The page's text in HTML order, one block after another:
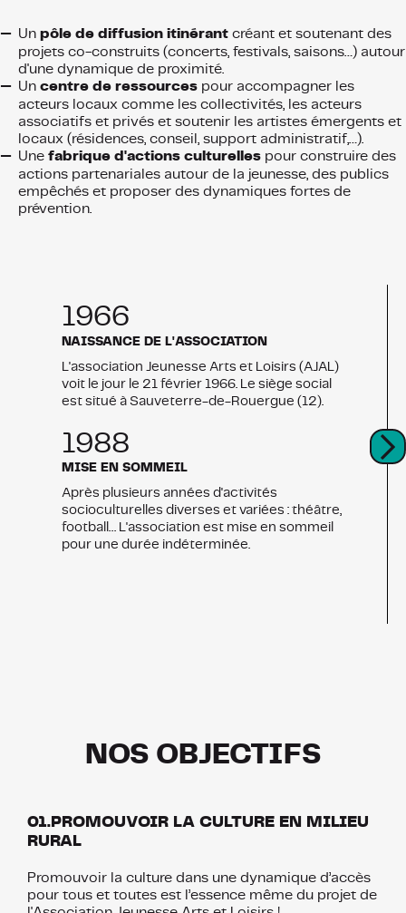
Unpôle de diffusion itinérantcréant et soutenant des
projets co-construits (concerts, festivals, saisons…) autour
d'une dynamique de proximité.
Uncentre de ressources pour accompagner les
acteurs locaux comme les collectivités, les acteurs
associatifs et privés et soutenir les artistes émergents et
locaux (résidences, conseil, support administratif,…).
Unefabrique d'actions culturelles pour construire des
actions partenariales autour de la jeunesse, des publics
empêchés et proposer des dynamiques fortes de
prévention.
1966
NAISSANCE DE L'ASSOCIATION
L'association Jeunesse Arts et Loisirs (AJAL)
voit le jour le 21 février 1966. Le siège social
est situé à Sauveterre-de-Rouergue (12).
1988
MISE EN SOMMEIL
Après plusieurs années d'activités
socioculturelles diverses et variées : théâtre,
football… L'association est mise en sommeil
pour une durée indéterminée.
NOS OBJECTIFS
01.PROMOUVOIR LA CULTURE EN MILIEU
RURAL
Promouvoir la culture dans une dynamique d’accès
pour tous et toutes est l’essence même du projet de